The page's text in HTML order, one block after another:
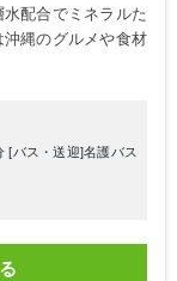
配合でミネラルた
縄のグルメや食材
[バス・送迎]名護バス